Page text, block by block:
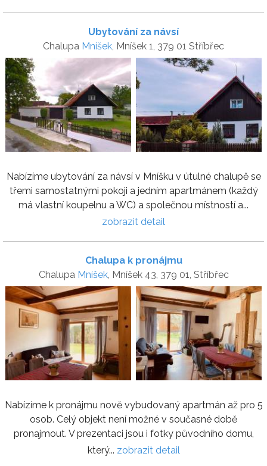
Ubytování za návsí
Chalupa Mníšek, Mníšek 1, 379 01 Stříbřec
Nabízíme ubytování za návsí v Mníšku v útulné chalupě se
třemi samostatnými pokoji a jedním apartmánem (každý
má vlastní koupelnu a WC) a společnou místností a...
zobrazit detail
Chalupa k pronájmu
Chalupa Mníšek, Mníšek 43, 379 01, Stříbřec
Nabízíme k pronájmu nově vybudovaný apartmán až pro 5
osob. Celý objekt není možné v současné době
pronajmout. V prezentaci jsou i fotky původního domu,
který... zobrazit detail